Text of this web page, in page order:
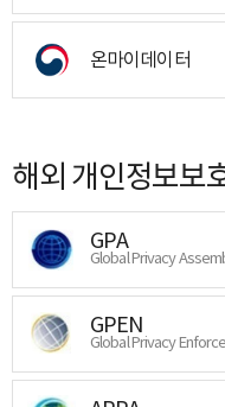
온마이데이터
해외 개인정보보
GPA
Global Privacy
GPEN
Global Privacy